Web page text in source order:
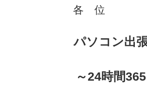
各 位
パソコン出
～24時間